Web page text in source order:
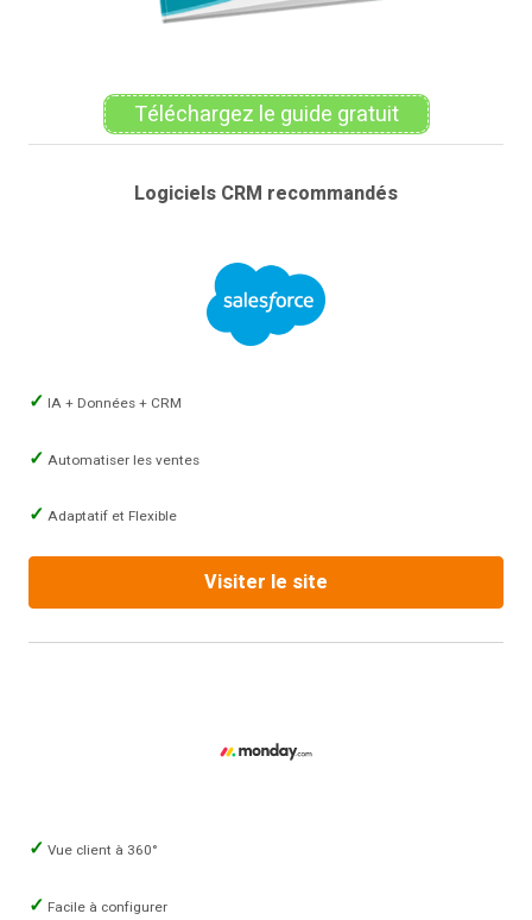
Téléchargez le guide gratuit
Logiciels CRM recommandés
IA + Données + CRM
Automatiser les ventes
Adaptatif et Flexible
Visiter le site
Vue client à 360°
Facile à configurer